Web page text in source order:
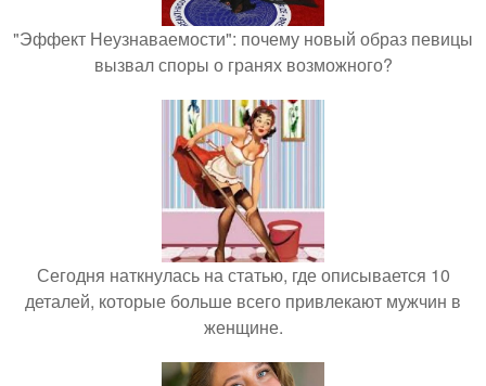
"Эффект Неузнаваемости": почему новый образ певицы
вызвал споры о гранях возможного?
Сегодня наткнулась на статью, где описывается 10
деталей, которые больше всего привлекают мужчин в
женщине.